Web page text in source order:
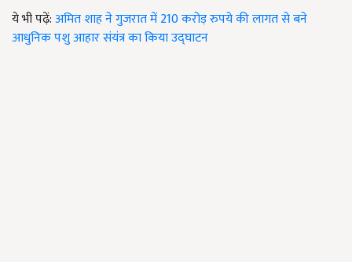
ये भी पढ़ें:अमित शाह ने गुजरात में 210 करोड़ रुपये की लागत से बने
आधुनिक पशु आहार संयंत्र का किया उद्घाटन